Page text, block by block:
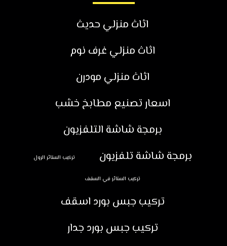
اثاث منزلي حديث
اثاث منزلي غرف نوم
اثاث منزلي مودرن
اسعار تصنيع مطابخ خشب
برمجة شاشة التلفزيون
برمجة شاشة تلفزيون
تركيب الستائر الرول
تركيب الستائر في السقف
تركيب جبس بورد اسقف
تركيب جبس بورد جدار